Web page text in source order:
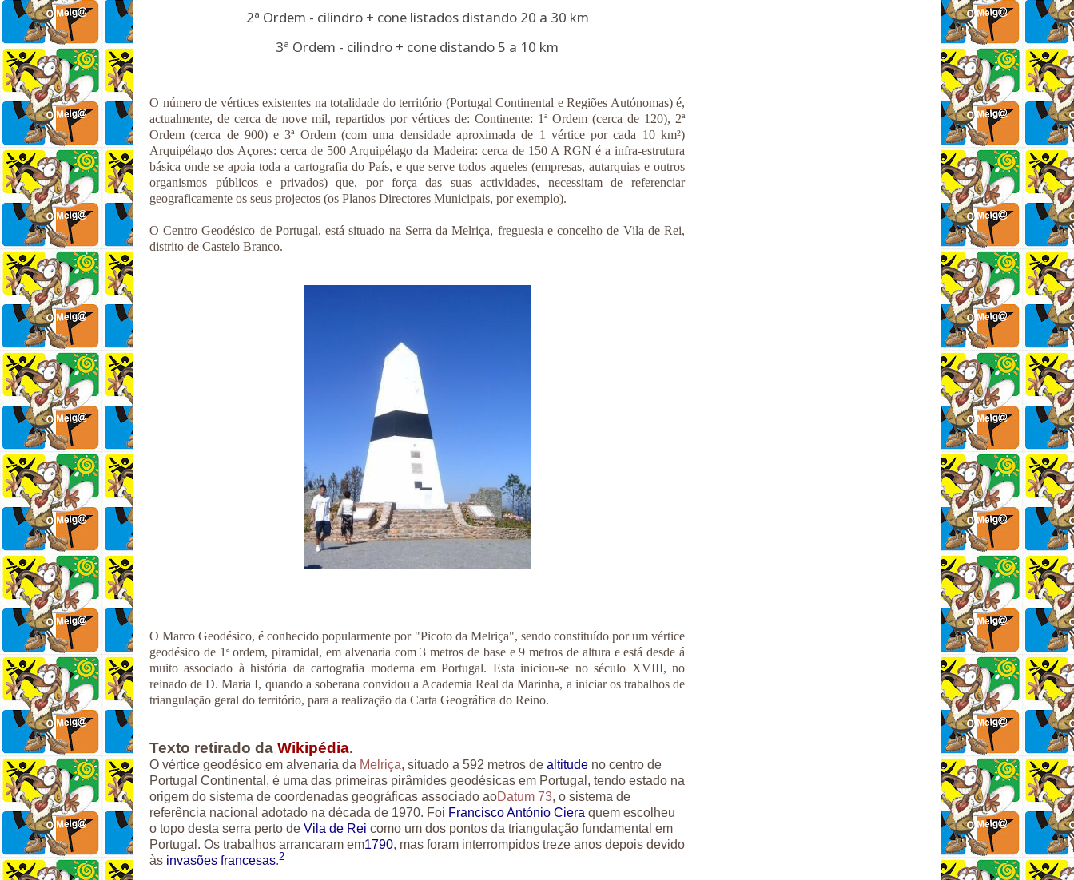
2ª Ordem - cilindro + cone listados distando 20 a 30 km
3ª Ordem - cilindro + cone distando 5 a 10 km
O número de vértices existentes na totalidade do território (Portugal Continental e Regiões Autónomas) é,
actualmente, de cerca de nove mil, repartidos por vértices de: Continente: 1ª Ordem (cerca de 120), 2ª
Ordem (cerca de 900) e 3ª Ordem (com uma densidade aproximada de 1 vértice por cada 10 km²)
Arquipélago dos Açores: cerca de 500 Arquipélago da Madeira: cerca de 150 A RGN é a infra-estrutura
básica onde se apoia toda a cartografia do País, e que serve todos aqueles (empresas, autarquias e outros
organismos públicos e privados) que, por força das suas actividades, necessitam de referenciar
geograficamente os seus projectos (os Planos Directores Municipais, por exemplo).
O Centro Geodésico de Portugal, está situado na Serra da Melriça, freguesia e concelho de Vila de Rei,
distrito de Castelo Branco.
O Marco Geodésico, é conhecido popularmente por "Picoto da Melriça", sendo constituído por um vértice
geodésico de 1ª ordem, piramidal, em alvenaria com 3 metros de base e 9 metros de altura e está desde á
muito associado à história da cartografia moderna em Portugal. Esta iniciou-se no século XVIII, no
reinado de D. Maria I, quando a soberana convidou a Academia Real da Marinha, a iniciar os trabalhos de
triangulação geral do território, para a realização da Carta Geográfica do Reino.
Texto retirado da Wikipédia.
O vértice geodésico em alvenaria da Melriça, situado a 592 metros de altitude no centro de
Portugal Continental, é uma das primeiras pirâmides geodésicas em Portugal, tendo estado na
origem do sistema de coordenadas geográficas associado aoDatum 73, o sistema de
referência nacional adotado na década de 1970. Foi Francisco António Ciera quem escolheu
o topo desta serra perto de Vila de Rei como um dos pontos da triangulação fundamental em
Portugal. Os trabalhos arrancaram em1790, mas foram interrompidos treze anos depois devido
às invasões francesas.2